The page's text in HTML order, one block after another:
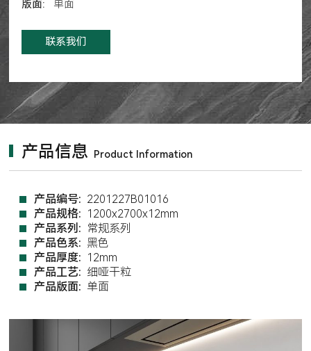
版面:
单面
联系我们
产品信息 Product Information
产品编号: 2201227B01016
产品规格: 1200x2700x12mm
产品系列: 常规系列
产品色系: 黑色
产品厚度: 12mm
产品工艺: 细哑干粒
产品版面: 单面